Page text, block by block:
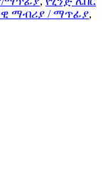
ማብሪያ / ማጥፊያ,